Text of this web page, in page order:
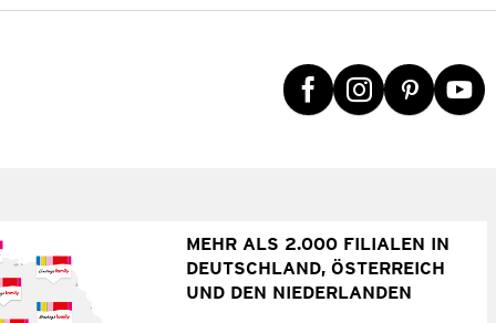
MEHR ALS 2.000 FILIALEN IN
DEUTSCHLAND, ÖSTERREICH
UND DEN NIEDERLANDEN